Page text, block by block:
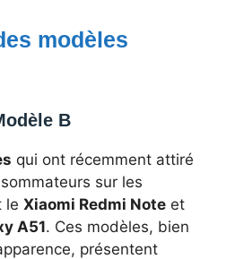
modèles
B
qui ont récemment attiré
sur les
le Xiaomi Redmi Note et
A51. Ces modèles, bien
présentent